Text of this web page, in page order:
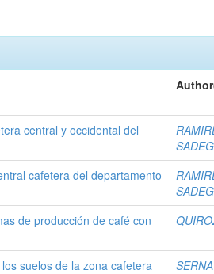
central y occidental del
cafetera del departamento
de producción de café con
suelos de la zona cafetera